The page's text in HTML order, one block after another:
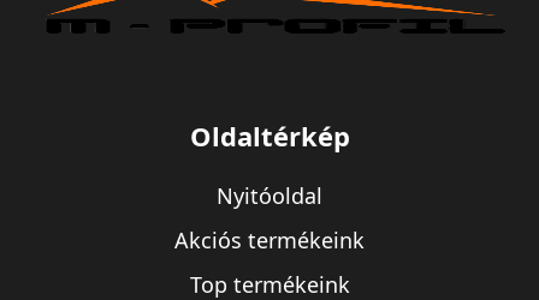
Oldaltérkép
Nyitóoldal
Akciós termékeink
Top termékeink